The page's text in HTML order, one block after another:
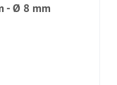
- Ø 8 mm